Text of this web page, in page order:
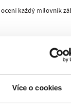
Více o cookies
každý milovník